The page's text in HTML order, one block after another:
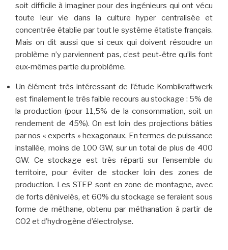
soit difficile à imaginer pour des ingénieurs qui ont vécu
toute leur vie dans la culture hyper centralisée et
concentrée établie par tout le système étatiste français.
Mais on dit aussi que si ceux qui doivent résoudre un
problème n’y parviennent pas, c’est peut-être qu’ils font
eux-mêmes partie du problème.
Un élément très intéressant de l’étude Kombikraftwerk
est finalement le très faible recours au stockage : 5% de
la production (pour 11,5% de la consommation, soit un
rendement de 45%). On est loin des projections bâties
par nos « experts » hexagonaux. En termes de puissance
installée, moins de 100 GW, sur un total de plus de 400
GW. Ce stockage est très réparti sur l’ensemble du
territoire, pour éviter de stocker loin des zones de
production. Les STEP sont en zone de montagne, avec
de forts dénivelés, et 60% du stockage se feraient sous
forme de méthane, obtenu par méthanation à partir de
CO2 et d’hydrogène d’électrolyse.